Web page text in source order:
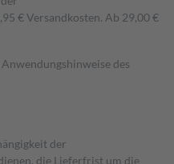
€ Versandkosten. Ab 29,00 €
des
der
die Lieferfrist um die